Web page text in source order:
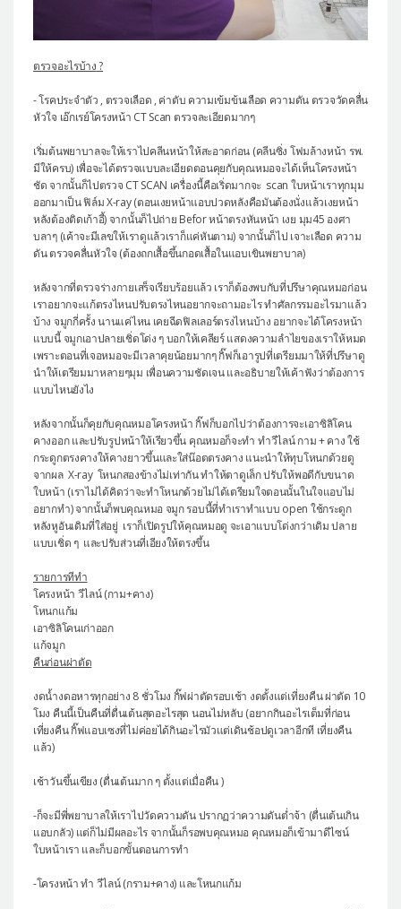
ตรวจอะไรบ้าง?
- โรคประจำตัว , ตรวจเลือด , ค่าตับ ความเข้มข้นเลือด ความดัน ตรวจวัดคลื่น
หัวใจ เอ๊กเรย์โครงหน้า CT Scan ตรวจละเอียดมากๆ
เริ่มต้นพยาบาลจะให้เราไปคลีนหน้าให้สะอาดก่อน (คลีนซิ่ง โฟมล้างหน้า รพ.
มีให้ครบ) เพื่อจะได้ตรวจแบบละเอียดตอนคุยกับคุณหมอจะได้เห็นโครงหน้า
ชัด จากนั้นก็ไปตรวจ CT SCAN เครื่องนี้คือเริ่ดมากจะ scan ใบหน้าเราทุกมุม
ออกมาเป็น ฟิล์ม X-ray (ตอนเงยหน้าแอบปวดหลังคือมันต้องนั่งแล้วเงยหน้า
หลังต้องติดเก้าอี้) จากนั้นก็ไปถ่าย Befor หน้าตรงหันหน้า เงย มุม45 องศา
บลาๆ (เค้าจะมีเลขให้เราดูแล้วเราก็แค่หันตาม) จากนั้นก็ไป เจาะเลือด ความ
ดัน ตรวจคลื่นหัวใจ (ต้องถกเสื้อขึ้นกอดเสื้อในแอบเขินพยาบาล)
หลังจากที่ตรวจร่างกายเสร็จเรียบร้อยแล้ว เราก็ต้องพบกับที่ปรึษาคุณหมอก่อน
เราอยากจะแก้ตรงไหนปรับตรงไหนอยากจะถามอะไร ทำศัลกรรมอะไรมาแล้ว
บ้าง จมูกกี่ครั้ง นานแค่ไหน เคยฉีดฟิลเลอร์ตรงไหนบ้าง อยากจะได้โครงหน้า
แบบนี้ จมูกเอาปลายเชิ่ดโด่ง ๆ บอกให้เคลียร์ แสดงความลำไยของเราให้หมด
เพราะตอนที่เจอหมอจะมีเวลาคุยน้อยมากๆ กิ๊ฟก็เอารูปที่เตรียมมาให้ที่ปรึษาดู
นำให้เตรียมมาหลายๆมุม เพื่อนความชัดเจน และอธิบายให้เค้าฟังว่าต้องการ
แบบไหนยังไง
หลังจากนั้นก็คุยกับคุณหมอโครงหน้า กิ๊ฟก็บอกไปว่าต้องการจะเอาซิลิโคน
คางออก และปรับรูปหน้าให้เรียวขึ้น คุณหมอก็จะทำ ทำวีไลน์ กาม + คาง ใช้
กระดูกตรงคางให้คางยาวขึ้นและใส่น๊อตตรงคาง แนะนำให้ทุบโหนกด้วยดู
จากผล X-ray โหนกสองข้างไม่เท่ากัน ทำให้ตาดูเล็ก ปรับให้พอดีกับขนาด
ใบหน้า (เราไม่ได้คิดว่าจะทำโหนกด้วยไม่ได้เตรียมใจตอนนั้นในใจแอบไม่
อยากทำ) จากนั้นก็พบคุณหมอ จมูก รอบนี้ที่ทำเราทำแบบ open ใช้กระดูก
หลังหูอันเดิมที่ใส่อยู่ เราก็เปิดรูปให้คุณหมอดู จะเอาแบบโด่งกว่าเดิม ปลาย
แบบเชิ่ด ๆ และปรับส่วนที่เอียงให้ตรงขึ้น
รายการทีทำ
โครงหน้า วีไลน์ (กาม+คาง)
โหนกแก้ม
เอาซิลิโคนเก่าออก
แก้จมูก
คืนก่อนผ่าตัด
งดน้ำงดอหารทุกอย่าง 8 ชั่วโมง กิ๊ฟผ่าตัดรอบเช้า งดตั้งแต่เที่ยงคืน ผ่าตัด 10
โมง คืนนี้เป็นคืนที่ตื่นเต้นสุดอะไรสุด นอนไม่หลับ (อยากกินอะไรเต็มที่ก่อน
เที่ยงคืน กิ๊ฟแอบเซงที่ไม่ค่อยได้กินอะไรมัวแต่เดินช้อปดูเวลาอีกที เที่ยงคืน
แล้ว)
เช้าวันขึ้นเขียง (ตื่นเต้นมาก ๆ ตั้งแต่เมื่อคืน )
-ก็จะมีพี่พยาบาลให้เราไปวัดความดัน ปรากฏว่าความดันต่ำจ้า (ตื่นเต้นเกิน
แอบกลัว) แต่ก็ไม่มีผลอะไร จากนั้นก็รอพบคุณหมอ คุณหมอก็เข้ามาดีไซน์
ใบหน้าเรา และก็บอกขั้นตอนการทำ
-โครงหน้า ทำ วีไลน์ (กราม+คาง) และโหนกแก้ม